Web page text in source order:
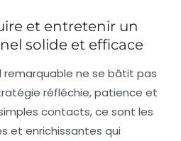
et entretenir un
solide et efficace
remarquable ne se bâtit pas
réfléchie, patience et
contacts, ce sont les
et enrichissantes qui